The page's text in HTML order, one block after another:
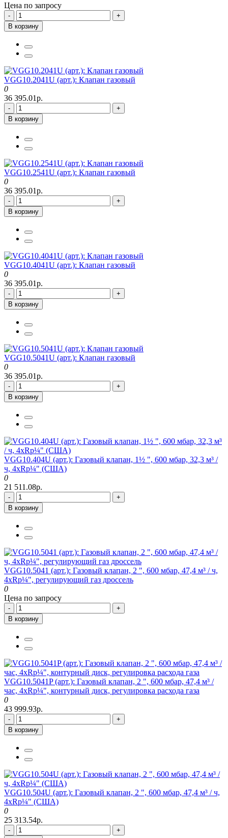
Цена по запросу
-
+
В корзину
VGG10.2041U (арт.): Клапан газовый
0
36 395.01р.
-
+
В корзину
VGG10.2541U (арт.): Клапан газовый
0
36 395.01р.
-
+
В корзину
VGG10.4041U (арт.): Клапан газовый
0
36 395.01р.
-
+
В корзину
VGG10.5041U (арт.): Клапан газовый
0
36 395.01р.
-
+
В корзину
VGG10.404U (арт.): Газовый клапан, 1½ ", 600 мбар, 32,3 м³ /
ч, 4xRp¼" (США)
0
21 511.08р.
-
+
В корзину
VGG10.5041 (арт.): Газовый клапан, 2 ", 600 мбар, 47,4 м³ / ч,
4xRp¼", регулирующий газ дроссель
0
Цена по запросу
-
+
В корзину
VGG10.5041P (арт.): Газовый клапан, 2 ", 600 мбар, 47,4 м³ /
час, 4xRp¼", контурный диск, регулировка расхода газа
0
43 999.93р.
-
+
В корзину
VGG10.504U (арт.): Газовый клапан, 2 ", 600 мбар, 47,4 м³ / ч,
4xRp¼" (США)
0
25 313.54р.
-
+